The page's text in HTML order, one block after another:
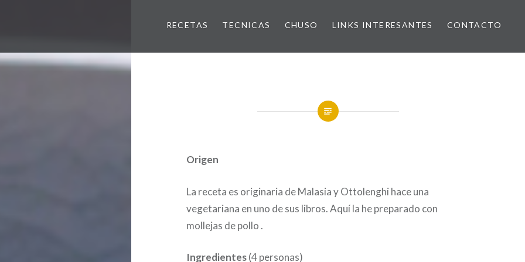
RECETAS TECNICAS CHUSO LINKS INTERESANTES CONTACTO
Origen
La receta es originaria de Malasia y Ottolenghi hace una
vegetariana en uno de sus libros. Aquí la he preparado con
mollejas de pollo .
Ingredientes(4 personas)